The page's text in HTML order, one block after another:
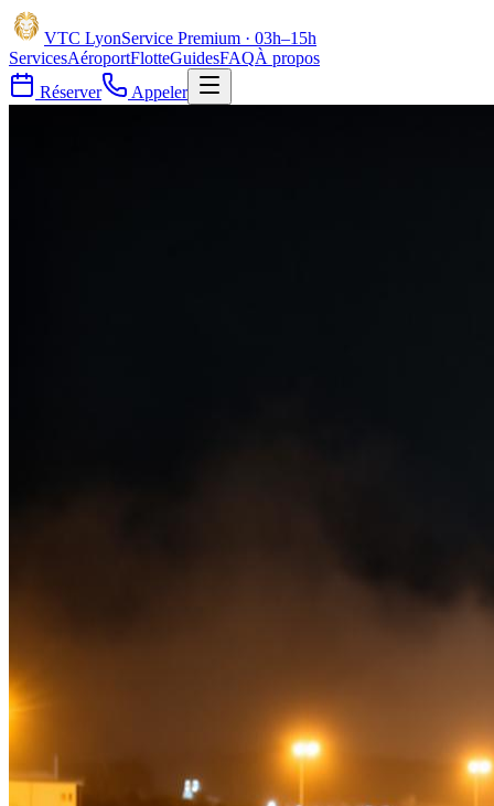
VTC LyonService Premium · 03h–15h
ServicesAéroportFlotteGuidesFAQÀ propos
Réserver
Appeler